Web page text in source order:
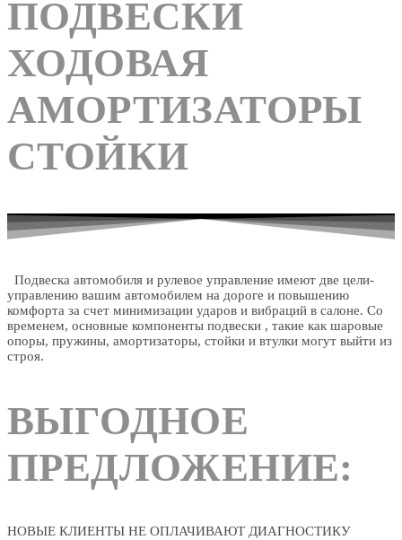
ПОДВЕСКИ
ХОДОВАЯ
АМОРТИЗАТОРЫ
СТОЙКИ
Подвеска автомобиля и рулевое управление имеют две цели-
управлению вашим автомобилем на дороге и повышению
комфорта за счет минимизации ударов и вибраций в салоне. Со
временем, основные компоненты подвески , такие как шаровые
опоры, пружины, амортизаторы, стойки и втулки могут выйти из
строя.
ВЫГОДНОЕ
ПРЕДЛОЖЕНИЕ:
НОВЫЕ КЛИЕНТЫ НЕ ОПЛАЧИВАЮТ ДИАГНОСТИКУ